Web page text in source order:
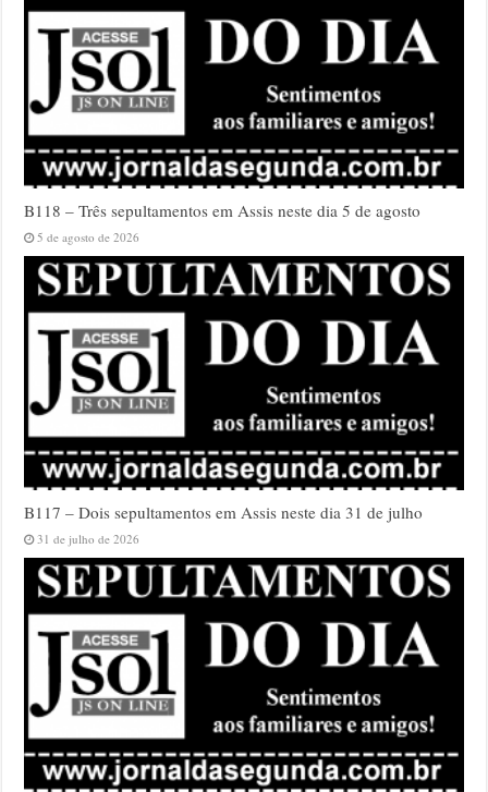
B118 – Três sepultamentos em Assis neste dia 5 de agosto
5 de agosto de 2026
B117 – Dois sepultamentos em Assis neste dia 31 de julho
31 de julho de 2026